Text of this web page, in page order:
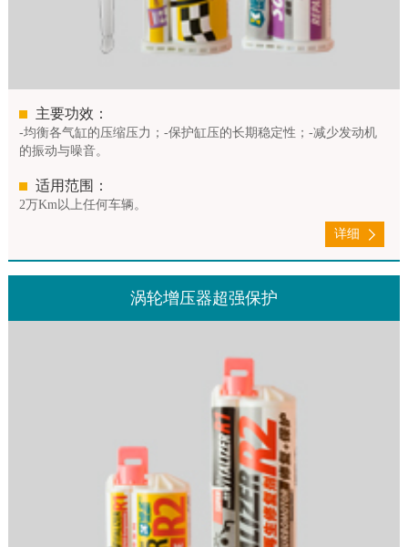
主要功效：
-均衡各气缸的压缩压力；-保护缸压的长期稳定性；-减少发动机
的振动与噪音。
适用范围：
2万Km以上任何车辆。
详细
涡轮增压器超强保护